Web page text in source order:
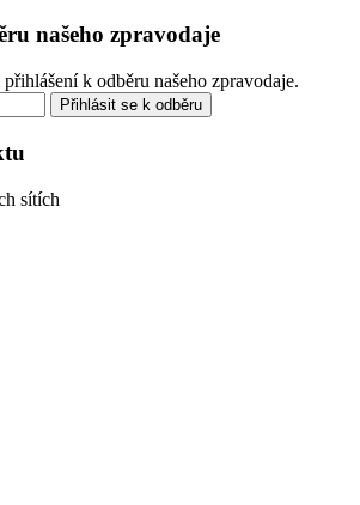
našeho zpravodaje
k odběru našeho zpravodaje.
Přihlásit se k odběru
sítích